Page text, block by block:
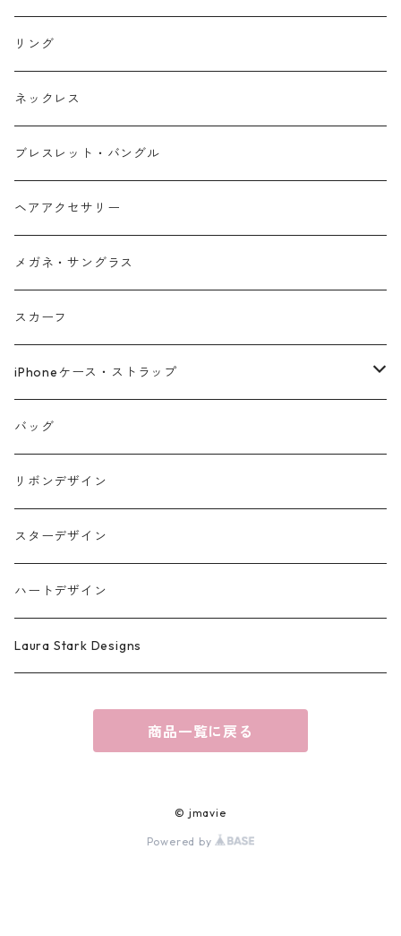
リング
ネックレス
ブレスレット・バングル
ヘアアクセサリー
メガネ・サングラス
スカーフ
iPhoneケース・ストラップ
iPhone17シリーズ対応
バッグ
リボンデザイン
スターデザイン
ハートデザイン
Laura Stark Designs
商品一覧に戻る
© jmavie
Powered by